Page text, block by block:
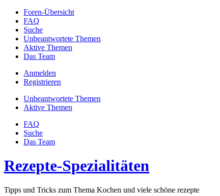
Foren-Übersicht
FAQ
Suche
Unbeantwortete Themen
Aktive Themen
Das Team
Anmelden
Registrieren
Unbeantwortete Themen
Aktive Themen
FAQ
Suche
Das Team
Rezepte-Spezialitäten
Tipps und Tricks zum Thema Kochen und viele schöne rezepte